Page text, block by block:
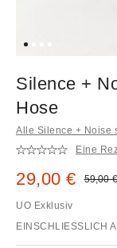
Silence +
Hose
Alle Silence + Noise
Eine
Sale Preis:
29,00 € 59,00 €
UO Exklusiv
EINSCHLIESSLICH